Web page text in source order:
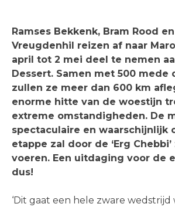
Ramses Bekkenk, Bram Rood
Vreugdenhil reizen af naar
april tot 2 mei deel te nemen
Dessert. Samen met 500 mede
zullen ze meer dan 600 km
enorme hitte van de woestijn
extreme omstandigheden. De
spectaculaire en waarschijnlijk
etappe zal door de ‘Erg
voeren. Een uitdaging voor de
dus!
‘Dit gaat een hele zware wedstrijd